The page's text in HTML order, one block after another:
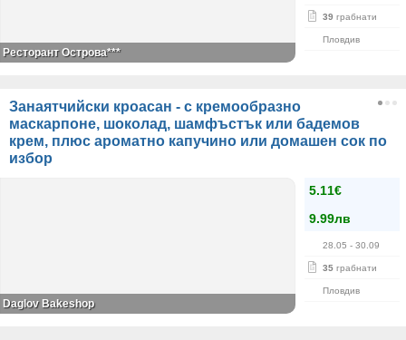
39 грабнати
Пловдив
Ресторант Острова***
Занаятчийски кроасан - с кремообразно
маскарпоне, шоколад, шамфъстък или бадемов
крем, плюс ароматно капучино или домашен сок по
избор
5.11€
9.99лв
28.05 - 30.09
35 грабнати
Пловдив
Daglov Bakeshop